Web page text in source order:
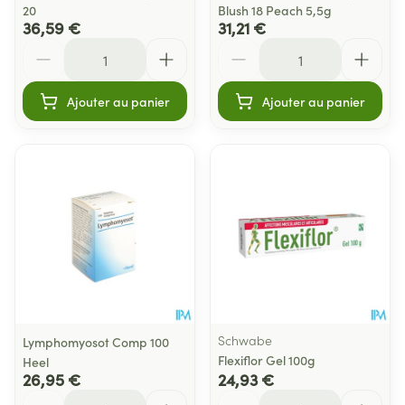
20
36,59 €
Ajouter au panier
Blush 18 Peach 5,5g
31,21 €
Ajouter au panier
Lymphomyosot Comp 100
Heel
26,95 €
Schwabe
Flexiflor Gel 100g
24,93 €